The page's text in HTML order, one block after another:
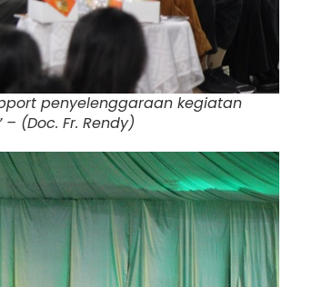
penyelenggaraan kegiatan
(Doc. Fr. Rendy)